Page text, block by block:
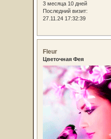
3 месяца 10 дней
Последний визит:
27.11.24 17:32:39
Fleur
Цветочная Фея